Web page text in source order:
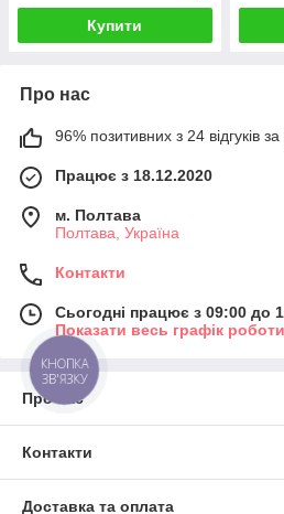
Купити
Про нас
96% позитивних з 24 відгуків за
Працює з 18.12.2020
м. Полтава
Полтава, Україна
Контакти
Сьогодні працює з 09:00 до
Показати весь графік роботи
Про нас
Контакти
Доставка та оплата
КНОПКА
ЗВ'ЯЗКУ